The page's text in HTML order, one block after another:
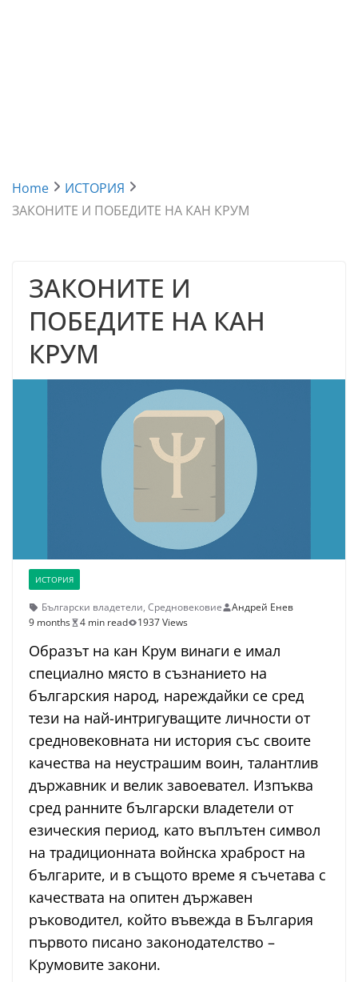
Home
ИСТОРИЯ
ЗАКОНИТЕ И ПОБЕДИТЕ НА КАН КРУМ
ЗАКОНИТЕ И
ПОБЕДИТЕ НА КАН
КРУМ
ИСТОРИЯ
Български владетели, Средновековие
Андрей Енев
9 months
4 min read 1937 Views
Образът на кан Крум винаги е имал
специално място в съзнанието на
българския народ, нареждайки се сред
тези на най-интригуващите личности от
средновековната ни история със своите
качества на неустрашим воин, талантлив
държавник и велик завоевател. Изпъква
сред ранните български владетели от
езическия период, като въплътен символ
на традиционната войнска храброст на
българите, и в същото време я съчетава с
качествата на опитен държавен
ръководител, който въвежда в България
първото писано законодателство –
Крумовите закони.